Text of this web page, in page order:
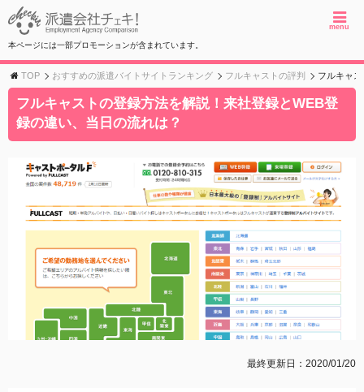
menu
本ページには一部プロモーションが含まれています。
TOP おすすめの派遣バイトサイトランキング フルキャストの評判 フルキャ
フルキャストの登録方法を解説！来社登録とWEB登
録の違い、当日の流れは？
最終更新日：2020/01/20